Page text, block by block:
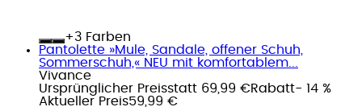
+
Farben
Pantolette »Mule, Sandale, offener Schuh,
Sommerschuh,« NEU mit komfortablem...
Vivance
Ursprünglicher Preisstatt 69,99 €Rabatt- 14 %
Aktueller Preis59,99 €